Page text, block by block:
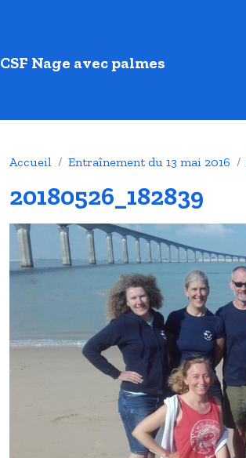
CSF Nage avec palmes
Accueil Entraînement du 13 mai 2016
20180526_182839